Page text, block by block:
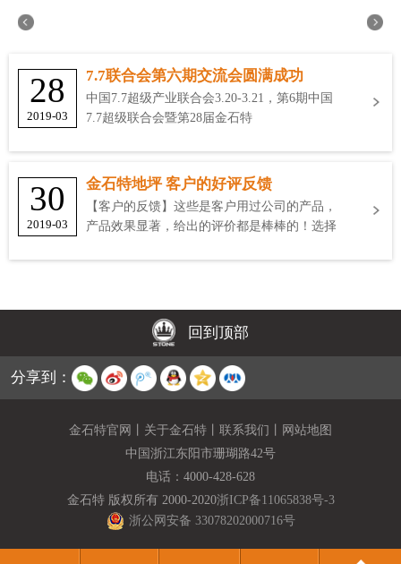
28
2019-03
7.7联合会第六期交流会圆满成功
中国7.7超级产业联合会3.20-3.21，第6期中国
7.7超级联合会暨第28届金石特
30
2019-03
金石特地坪 客户的好评反馈
【客户的反馈】这些是客户用过公司的产品，
产品效果显著，给出的评价都是棒棒的！选择
回到顶部
分享到：
金石特官网 关于金石特 联系我们
网站地图
中国浙江东阳市珊瑚路42号
电话： 4000-428-628
金石特 版权所有 2000-2020浙ICP备11065838号-3
浙公网安备 33078202000716号